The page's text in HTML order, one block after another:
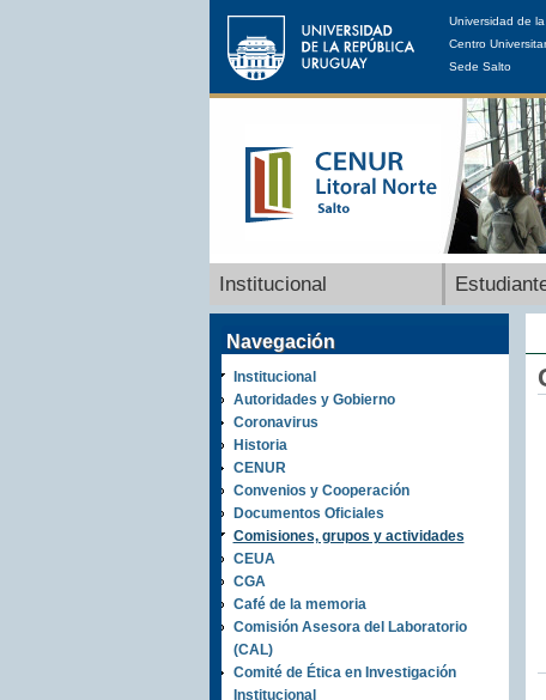
Universidad de
Centro
Sede Salto
Institucional
Navegación
Institucional
Autoridades y Gobierno
Coronavirus
Historia
CENUR
Convenios y Cooperación
Documentos Oficiales
Comisiones, grupos y actividades
CEUA
CGA
Café de la memoria
Comisión Asesora del Laboratorio
(CAL)
Comité de Ética en Investigación
Institucional